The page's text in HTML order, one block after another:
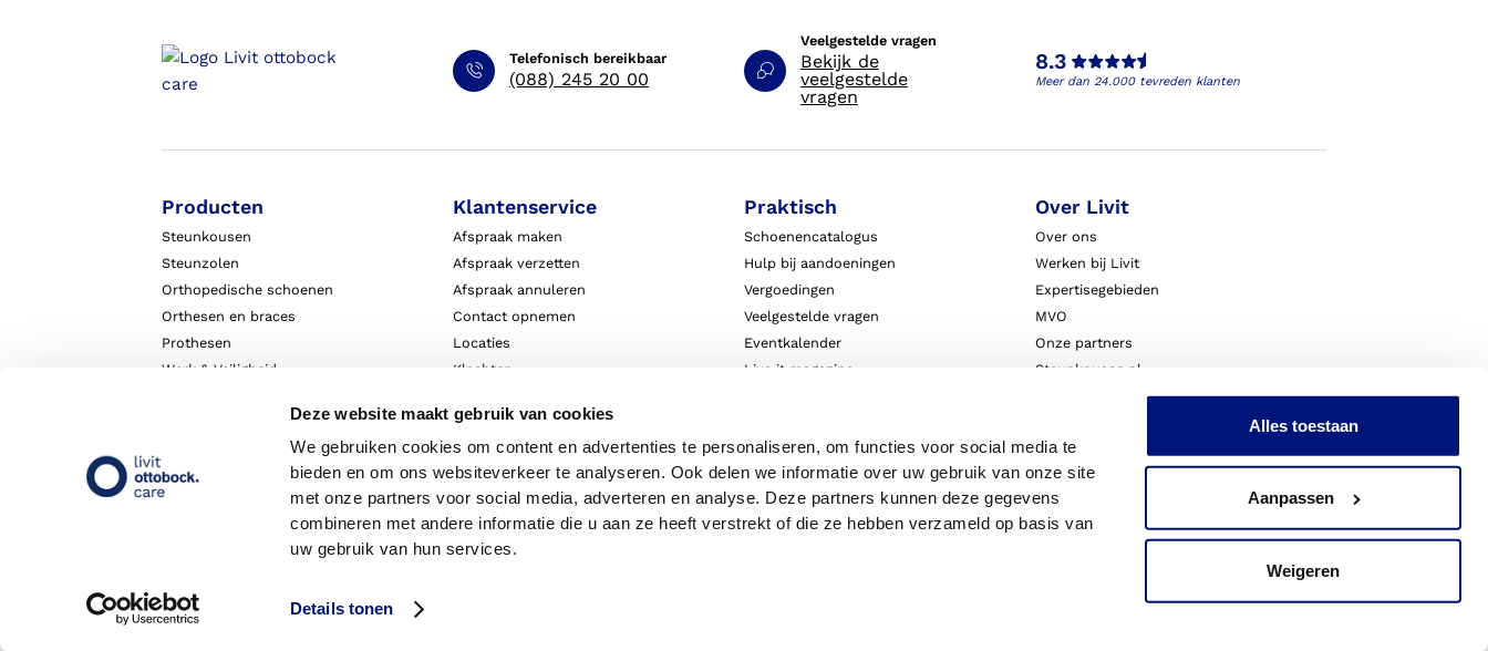
Deze website maakt gebruik van cookies
We gebruiken cookies om content en advertenties te personaliseren, om functies voor social media te
bieden en om ons websiteverkeer te analyseren. Ook delen we informatie over uw gebruik van onze site
met onze partners voor social media, adverteren en analyse. Deze partners kunnen deze gegevens
combineren met andere informatie die u aan ze heeft verstrekt of die ze hebben verzameld op basis van
uw gebruik van hun services.
Details tonen
Alles toestaan
Aanpassen
Weigeren
Telefonisch bereikbaar
(088) 245 20 00
Veelgestelde vragen
Bekijk de
veelgestelde
vragen
8.3
Meer dan 24.000 tevreden klanten
Producten
Steunkousen
Steunzolen
Orthopedische schoenen
Orthesen en braces
Prothesen
Werk & Veiligheid
Klantenservice
Afspraak maken
Afspraak verzetten
Afspraak annuleren
Contact opnemen
Locaties
Klachten
Praktisch
Schoenencatalogus
Hulp bij aandoeningen
Vergoedingen
Veelgestelde vragen
Eventkalender
Live it magazine
Algemene voorwaarden
Privacy
Over Livit
Over ons
Werken bij Livit
Expertisegebieden
MVO
Onze partners
Steunkousen.nl
Blessurewijzer.nl
Nieuws
Innovatie & Onderzoek
Livit Zorgprofessionals
Copyright 2026 - Livit Ottobock Care